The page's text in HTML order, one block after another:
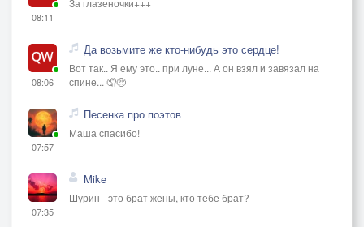
08:11
08:06
Да возьмите же кто-нибудь это сердце!
Вот так.. Я ему это.. при луне... А он взял и завязал на
спине... 🤦🥺
07:57
Песенка про поэтов
Маша спасибо!
07:35
Mike
Шурин - это брат жены, кто тебе брат?